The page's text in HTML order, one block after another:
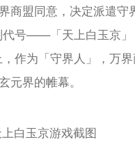
商盟同意，决定派遣守
代号——「天上白玉京」
，作为「守界人」，万
元界的帷幕。